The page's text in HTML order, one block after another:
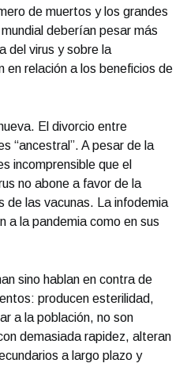
de muertos y los grandes
deberían pesar más
del virus y sobre la
en relación a los beneficios de
El divorcio entre
“ancestral”. A pesar de la
incomprensible que el
no abone a favor de la
de las vacunas. La infodemia
a la pandemia como en sus
sino hablan en contra de
producen esterilidad,
a la población, no son
demasiada rapidez, alteran
a largo plazo y